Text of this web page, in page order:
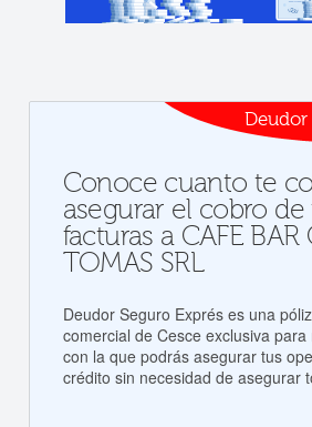
Deudor
Conoce cuanto te
asegurar el cobro de
facturas a CAFE BAR
TOMAS SRL
Deudor Seguro Exprés es una
comercial de Cesce exclusiva
con la que podrás asegurar tus
crédito sin necesidad de asegurar